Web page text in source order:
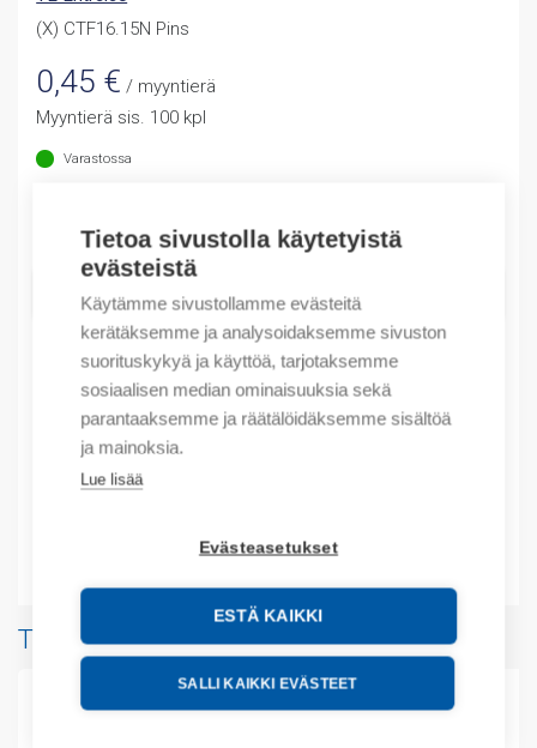
Tietoa sivustolla käytetyistä
evästeistä
Käytämme sivustollamme evästeitä
kerätäksemme ja analysoidaksemme sivuston
suorituskykyä ja käyttöä, tarjotaksemme
sosiaalisen median ominaisuuksia sekä
parantaaksemme ja räätälöidäksemme sisältöä
ja mainoksia.
Lue lisää
Evästeasetukset
ESTÄ KAIKKI
SALLI KAIKKI EVÄSTEET
(X) CTF16.15N Pins
0,45 € / myyntierä
Myyntierä sis. 100 kpl
Varastossa
Määrä
LISÄÄ OSTOSKORIIN
Tuotekoodit
Tuotteen tullikoodi: 85369010
Tuotteita samalta valmistajalta